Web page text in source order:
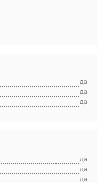
да
да
да
да
да
да